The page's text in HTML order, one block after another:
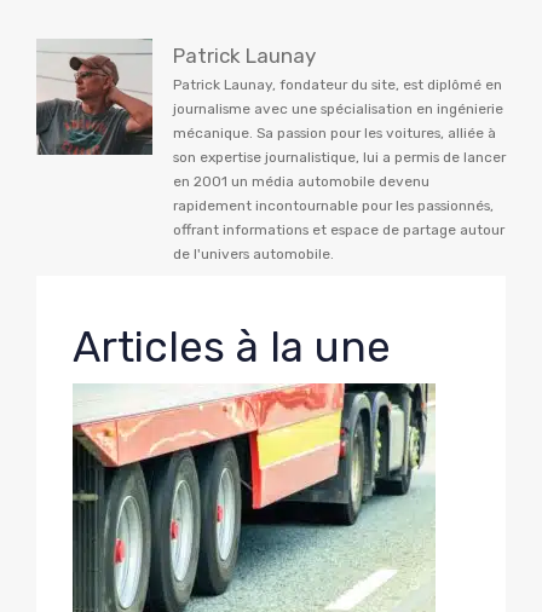
Patrick Launay
Patrick Launay, fondateur du site, est diplômé en
journalisme avec une spécialisation en ingénierie
mécanique. Sa passion pour les voitures, alliée à
son expertise journalistique, lui a permis de lancer
en 2001 un média automobile devenu
rapidement incontournable pour les passionnés,
offrant informations et espace de partage autour
de l'univers automobile.
Articles à la une